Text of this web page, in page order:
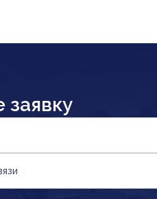
заявку